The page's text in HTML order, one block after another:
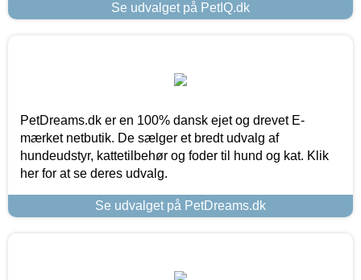
Se udvalget på PetIQ.dk
PetDreams.dk er en 100% dansk ejet og drevet E-
mærket netbutik. De sælger et bredt udvalg af
hundeudstyr, kattetilbehør og foder til hund og kat. Klik
her for at se deres udvalg.
Se udvalget på PetDreams.dk